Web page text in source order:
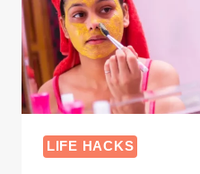
LIFE HACKS